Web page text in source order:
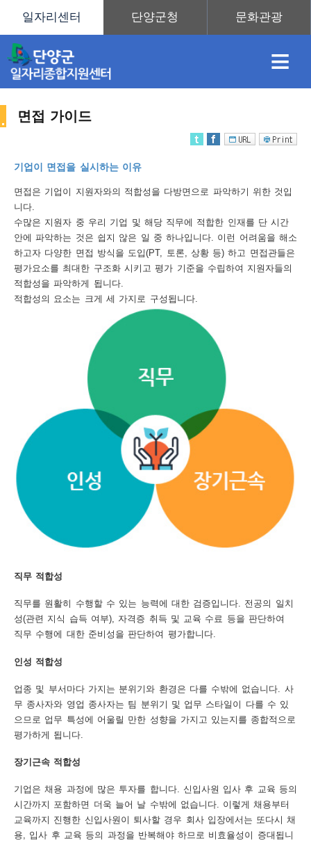
≡
용
정
재
정
업
훈
보
업
도
터
안
면접 가이드
기업이 면접을 실시하는 이유
면접은 기업이 지원자와의 적합성을 다방면으로 파악하기 위한 것입
니다.
수많은 지원자 중 우리 기업 및 해당 직무에 적합한 인재를 단 시간
안에 파악하는 것은 쉽지 않은 일 중 하나입니다. 이런 어려움을 해소
하고자 다양한 면접 방식을 도입(PT, 토론, 상황 등) 하고 면접관들은
평가요소를 최대한 구조화 시키고 평가 기준을 수립하여 지원자들의
적합성을 파악하게 됩니다.
적합성의 요소는 크게 세 가지로 구성됩니다.
직무 적합성
직무를 원활히 수행할 수 있는 능력에 대한 검증입니다. 전공의 일치
성(관련 지식 습득 여부), 자격증 취득 및 교육 수료 등을 판단하여
직무 수행에 대한 준비성을 판단하여 평가합니다.
인성 적합성
업종 및 부서마다 가지는 분위기와 환경은 다를 수밖에 없습니다. 사
무 종사자와 영업 종사자는 팀 분위기 및 업무 스타일이 다를 수 있
으므로 업무 특성에 어울릴 만한 성향을 가지고 있는지를 종합적으로
평가하게 됩니다.
장기근속 적합성
기업은 채용 과정에 많은 투자를 합니다. 신입사원 입사 후 교육 등의
시간까지 포함하면 더욱 늘어 날 수밖에 없습니다. 이렇게 채용부터
교육까지 진행한 신입사원이 퇴사할 경우 회사 입장에서는 또다시 채
용, 입사 후 교육 등의 과정을 반복해야 하므로 비효율성이 증대됩니
취
업
우
취
업
사
안
내